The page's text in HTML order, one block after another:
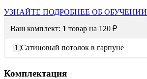
УЗНАЙТЕ ПОДРОБНЕЕ ОБ ОБУЧЕНИИ
Ваш комплект: 1 товар на 120 ₽
1
Комплектация